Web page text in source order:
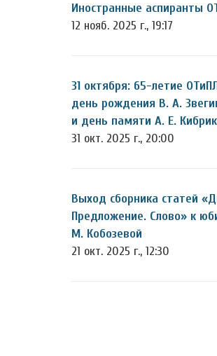
Иностранные аспиранты
12 нояб. 2025 г., 19:17
31 октября: 65-летие
день рождения В. А.
и день памяти А. Е.
31 окт. 2025 г., 20:00
Выход сборника статей
Предложение. Слово» к
М. Кобозевой
21 окт. 2025 г., 12:30